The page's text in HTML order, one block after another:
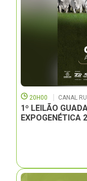
20H00 CANAL
1º LEILÃO
EXPOGENÉTICA